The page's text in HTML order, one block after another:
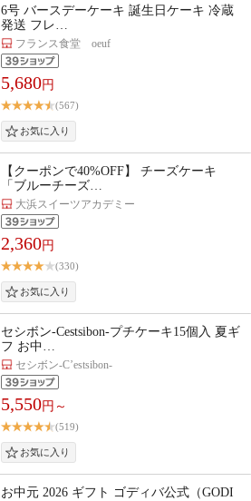
6号 バースデーケーキ 誕生日ケーキ 冷蔵
発送 フレ…
フランス食堂 oeuf
5,680円
(567)
【クーポンで40%OFF】 チーズケーキ
「ブルーチーズ…
大浜スイーツアカデミー
2,360円
(330)
セシボン-Cestsibon-プチケーキ15個入 夏ギ
フ お中…
セシボン-C’estsibon-
5,550円～
(519)
お中元 2026 ギフト ゴディバ公式（GODI